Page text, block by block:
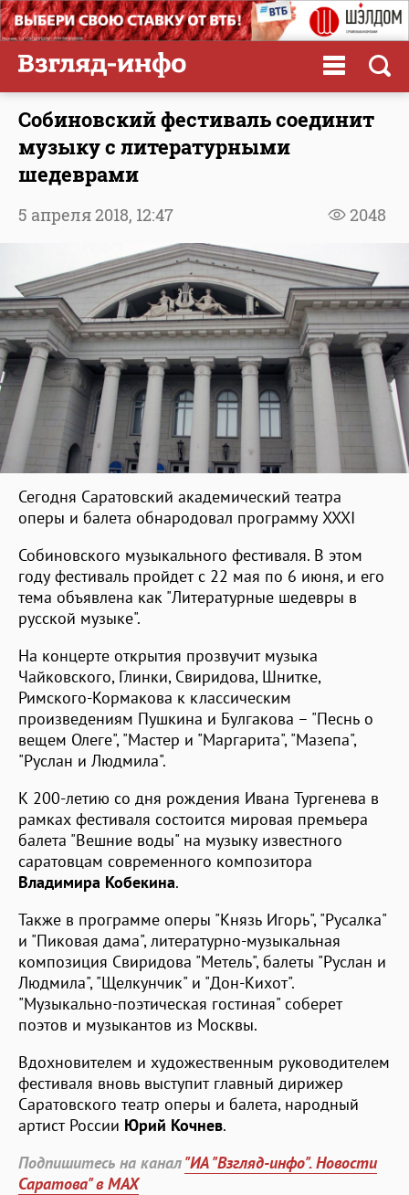
Собиновский фестиваль соединит
музыку с литературными
шедеврами
2048
5 апреля 2018, 12:47
Сегодня Саратовский академический театра
оперы и балета обнародовал программу XXXI
Собиновского музыкального фестиваля. В этом
году фестиваль пройдет с 22 мая по 6 июня, и его
тема объявлена как "Литературные шедевры в
русской музыке".
На концерте открытия прозвучит музыка
Чайковского, Глинки, Свиридова, Шнитке,
Римского-Кормакова к классическим
произведениям Пушкина и Булгакова – "Песнь о
вещем Олеге", "Мастер и "Маргарита", "Мазепа",
"Руслан и Людмила".
К 200-летию со дня рождения Ивана Тургенева в
рамках фестиваля состоится мировая премьера
балета "Вешние воды" на музыку известного
саратовцам современного композитора
Владимира Кобекина.
Также в программе оперы "Князь Игорь", "Русалка"
и "Пиковая дама", литературно-музыкальная
композиция Свиридова "Метель", балеты "Руслан и
Людмила", "Щелкунчик" и "Дон-Кихот".
"Музыкально-поэтическая гостиная" соберет
поэтов и музыкантов из Москвы.
Вдохновителем и художественным руководителем
фестиваля вновь выступит главный дирижер
Саратовского театр оперы и балета, народный
артист России Юрий Кочнев.
Подпишитесь на канал"ИА "Взгляд-инфо". Новости
Саратова" в MAX